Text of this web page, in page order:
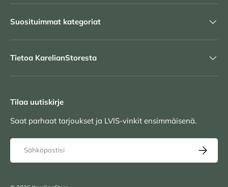
Suosituimmat kategoriat
Tietoa KarelianStoresta
Tilaa uutiskirje
Saat parhaat tarjoukset ja LVIS-vinkit ensimmäisenä.
Sähköposti
TILAA